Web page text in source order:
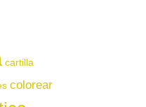
cartilla
colorear